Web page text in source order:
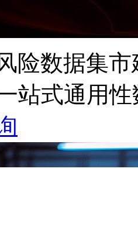
险数据集市
站式通用